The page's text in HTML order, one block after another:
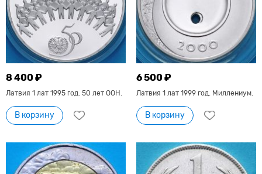
8 400 ₽
Латвия 1 лат 1995 год. 50 лет ООН.
В корзину
6 500 ₽
Латвия 1 лат 1999 год. Миллениум.
В корзину